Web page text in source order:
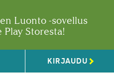
Luonto -sovellus
Play Storesta!
KIRJAUDU